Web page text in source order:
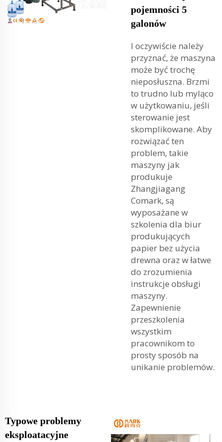
pojemności 5
galonów
I oczywiście należy
przyznać, że maszyna
może być trochę
nieposłuszna. Brzmi
to trudno lub myląco
w użytkowaniu, jeśli
sterowanie jest
skomplikowane. Aby
rozwiązać ten
problem, takie
maszyny jak
produkuje
Zhangjiagang
Comark, są
wyposażane w
szkolenia dla biur
produkujących
papier bez użycia
drewna oraz w łatwe
do zrozumienia
instrukcje obsługi
maszyny.
Zapewnienie
przeszkolenia
wszystkim
pracownikom to
prosty sposób na
unikanie problemów.
Typowe problemy
eksploatacyjne